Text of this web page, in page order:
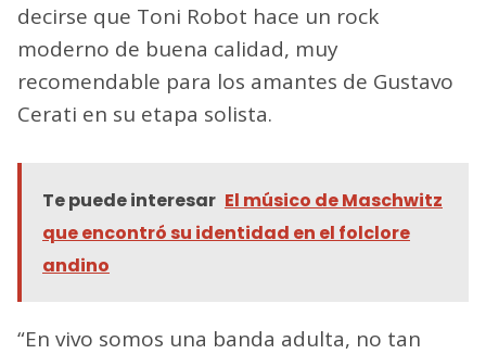
decirse que Toni Robot hace un rock
moderno de buena calidad, muy
recomendable para los amantes de Gustavo
Cerati en su etapa solista.
Te puede interesar El músico de Maschwitz
que encontró su identidad en el folclore
andino
“En vivo somos una banda adulta, no tan